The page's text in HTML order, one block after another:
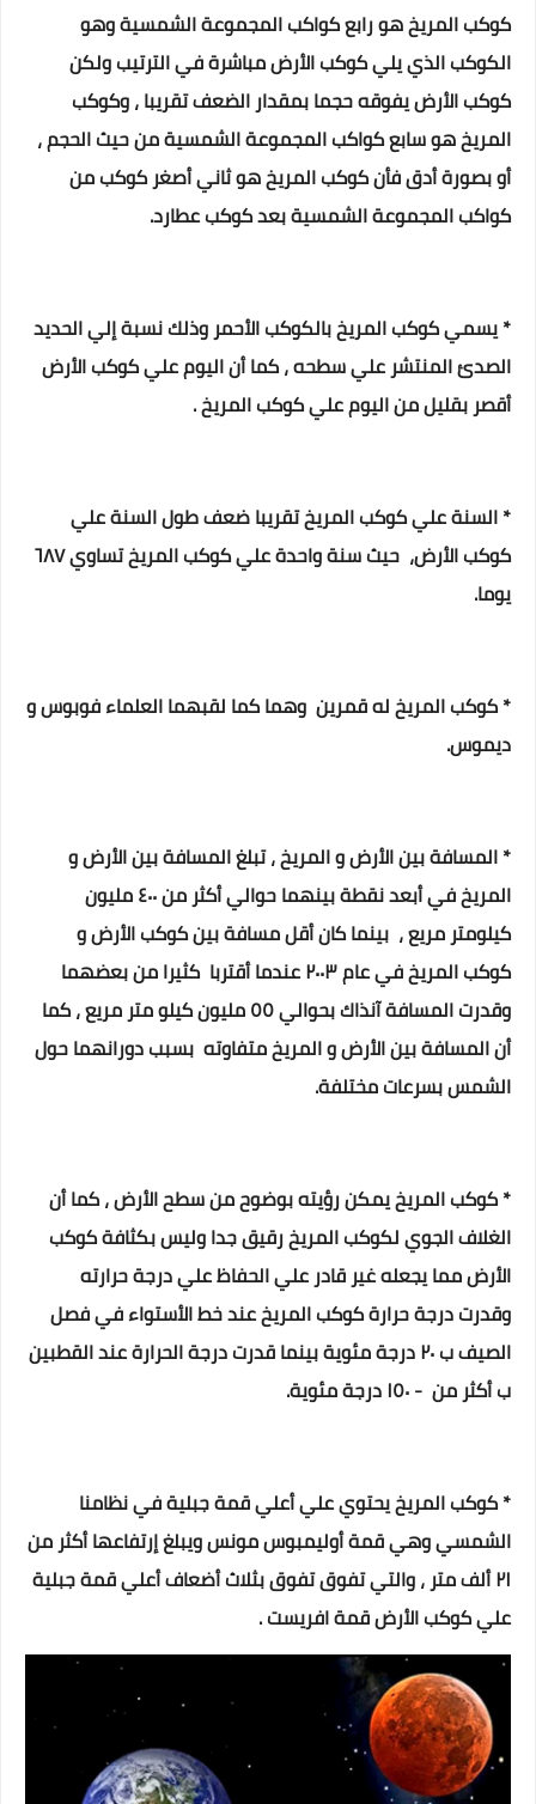
كوكب المريخ هو رابع كواكب المجموعة الشمسية وهو
الكوكب الذي يلي كوكب الأرض مباشرة في الترتيب ولكن
كوكب الأرض يفوقه حجما بمقدار الضعف تقريبا ، وكوكب
المريخ هو سابع كواكب المجموعة الشمسية من حيث الحجم ،
أو بصورة أدق فأن كوكب المريخ هو ثاني أصغر كوكب من
كواكب المجموعة الشمسية بعد كوكب عطارد.
* يسميكوكب المريخ بالكوكب الأحمر وذلك نسبة إلي الحديد
الصدئ المنتشر علي سطحه ، كما أن اليوم علي كوكب الأرض
أقصر بقليل من اليوم علي كوكب المريخ .
* السنة علي كوكب المريخ تقريبا ضعف طول السنة علي
كوكب الأرض، حيث سنة واحدة علي كوكب المريخ تساوي ٦٨٧
يوما.
* كوكب المريخ له قمرين وهما كما لقبهما العلماء فوبوس و
ديموس.
* المسافة بين الأرض و المريخ ، تبلغ المسافة بين الأرض و
المريخ في أبعد نقطة بينهما حوالي أكثر من ٤٠٠ مليون
كيلومتر مريع ، بينما كان أقل مسافة بين كوكب الأرض و
كوكب المريخ في عام ٢٠٠٣ عندما أقتربا كثيرا من بعضهما
وقدرت المسافة آنذاك بحوالي ٥٥ مليون كيلو متر مريع ، كما
أن المسافة بين الأرض و المريخ متفاوته بسبب دورانهما حول
الشمس بسرعات مختلفة.
* كوكب المريخ يمكن رؤيته بوضوح من سطح الأرض ، كما أن
الغلاف الجوي لكوكب المريخ رقيق جدا وليس بكثافة كوكب
الأرض مما يجعله غير قادر علي الحفاظ علي درجة حرارته
وقدرت درجة حرارة كوكب المريخ عند خط الأستواء في فصل
الصيف ب ٢٠ درجة مئوية بينما قدرت درجة الحرارة عند القطبين
ب أكثر من - ١٥٠ درجة مئوية.
* كوكب المريخ يحتوي علي أعلي قمة جبلية في نظامنا
الشمسي وهي قمة أوليمبوس مونس ويبلغ إرتفاعها أكثر من
٢١ ألف متر ، والتي تفوق تفوق بثلاث أضعاف أعلي قمة جبلية
علي كوكب الأرض قمة افريست .